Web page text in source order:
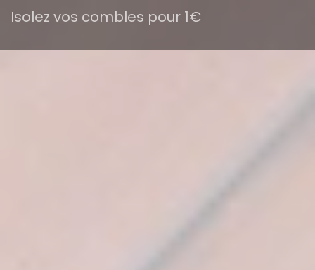
Isolez vos combles pour 1€